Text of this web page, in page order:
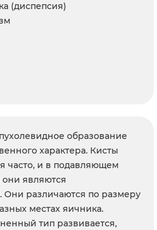
(диспепсия)
образование
характера. Кисты
часто, и в подавляющем
они являются
Они различаются по размеру
местах яичника.
тип развивается,